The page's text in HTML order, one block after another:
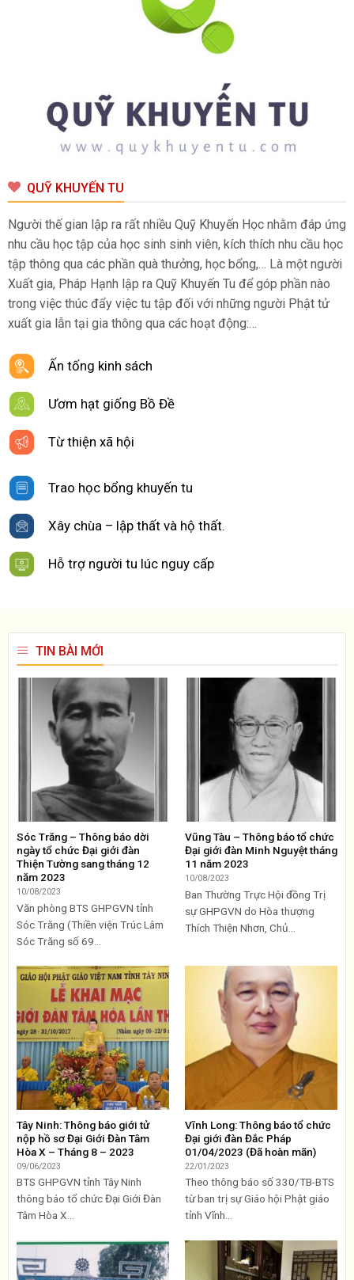
QUỸ KHUYẾN TU
Người thế gian lập ra rất nhiều Quỹ Khuyến Học nhằm đáp ứng
nhu cầu học tập của học sinh sinh viên, kích thích nhu cầu học
tập thông qua các phần quà thưởng, học bổng,… Là một người
Xuất gia, Pháp Hạnh lập ra Quỹ Khuyến Tu để góp phần nào
trong việc thúc đẩy việc tu tập đối với những người Phật tử
xuất gia lẫn tại gia thông qua các hoạt động:…
Ấn tống kinh sách
Ươm hạt giống Bồ Đề
Từ thiện xã hội
Trao học bổng khuyến tu
Xây chùa – lập thất và hộ thất.
Hỗ trợ người tu lúc nguy cấp
TIN BÀI MỚI
Sóc Trăng – Thông báo dời
ngày tổ chức Đại giới đàn
Thiện Tường sang tháng 12
năm 2023
10/08/2023
Văn phòng BTS GHPGVN tỉnh
Sóc Trăng (Thiền viện Trúc Lâm
Sóc Trăng số 69...
Vũng Tàu – Thông báo tổ chức
Đại giới đàn Minh Nguyệt tháng
11 năm 2023
10/08/2023
Ban Thường Trực Hội đồng Trị
sự GHPGVN do Hòa thượng
Thích Thiện Nhơn, Chủ...
Tây Ninh: Thông báo giới tử
nộp hồ sơ Đại Giới Đàn Tâm
Hòa X – Tháng 8 – 2023
09/06/2023
BTS GHPGVN tỉnh Tây Ninh
thông báo tổ chức Đại Giới Đàn
Tâm Hòa X...
Vĩnh Long: Thông báo tổ chức
Đại giới đàn Đắc Pháp
01/04/2023 (Đã hoàn mãn)
22/01/2023
Theo thông báo số 330/TB-BTS
từ ban trị sự Giáo hội Phật giáo
tỉnh Vĩnh...